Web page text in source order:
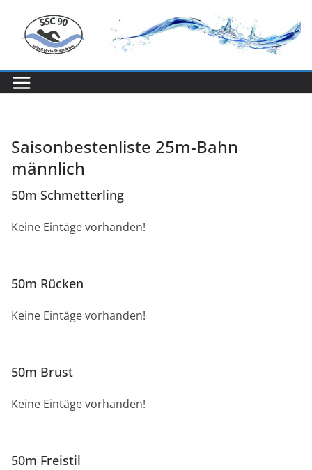
Inhalt
springen
Saisonbestenliste 25m-Bahn
männlich
50m Schmetterling
Keine Eintäge vorhanden!
50m Rücken
Keine Eintäge vorhanden!
50m Brust
Keine Eintäge vorhanden!
50m Freistil